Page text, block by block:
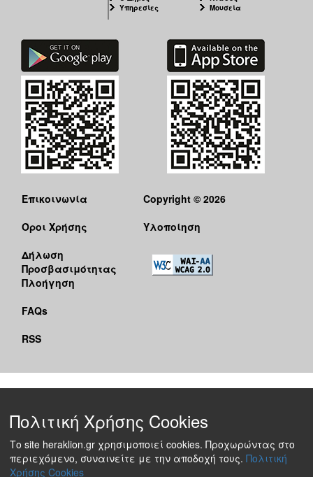
Υπηρεσίες
Μουσεία
Επικοινωνία
Όροι Χρήσης
Δήλωση
Προσβασιμότητας
Πλοήγηση
FAQs
RSS
Copyright © 2026
Υλοποίηση
Πολιτική Χρήσης Cookies
Το site heraklion.gr χρησιμοποιεί cookies. Προχωρώντας στο
περιεχόμενο, συναινείτε με την αποδοχή τους. Πολιτική
Χρήσης Cookies